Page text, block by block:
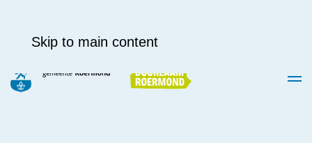
Skip to main content